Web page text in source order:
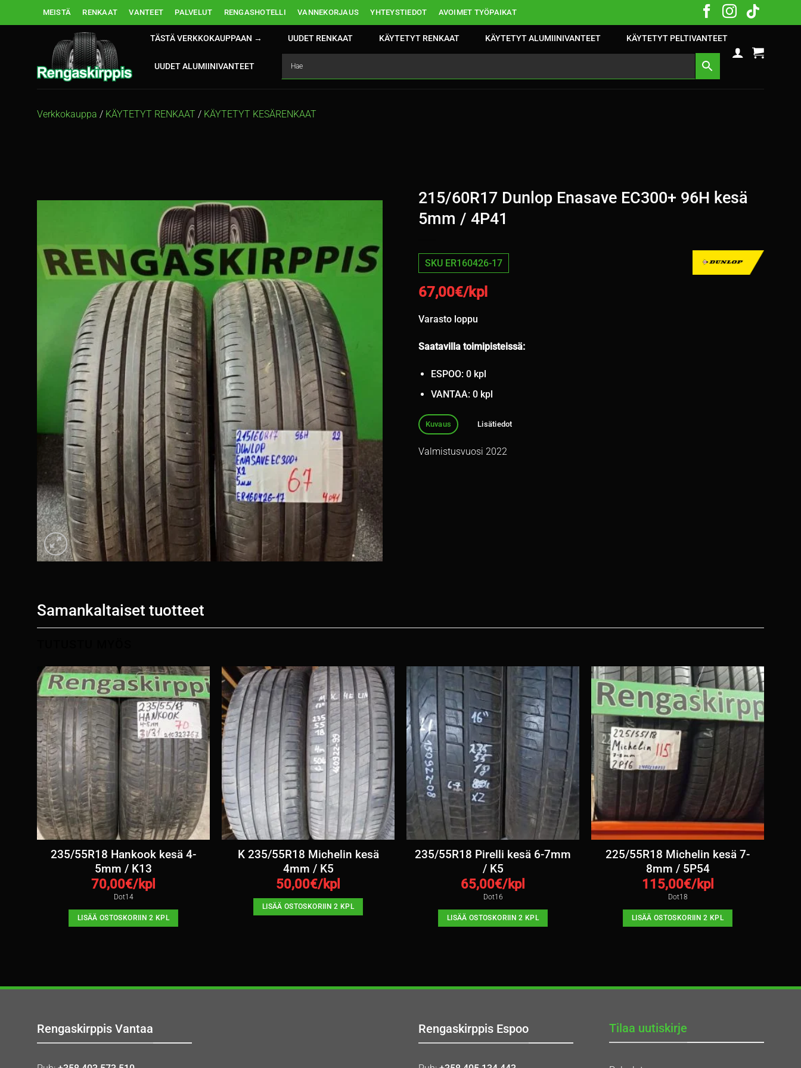
MEISTÄ RENKAAT VANTEET PALVELUT RENGASHOTELLI VANNEKORJAUS YHTEYSTIEDOT AVOIMET TYÖPAIKAT
TÄSTÄ VERKKOKAUPPAAN → UUDET RENKAAT KÄYTETYT RENKAAT KÄYTETYT ALUMIINIVANTEET KÄYTETYT PELTIVANTEET
UUDET ALUMIINIVANTEET
Verkkokauppa / KÄYTETYT RENKAAT / KÄYTETYT KESÄRENKAAT
215/60R17 Dunlop Enasave EC300+ 96H kesä
5mm / 4P41
SKU ER160426-17
67,00€/kpl
Varasto loppu
Saatavilla toimipisteissä:
ESPOO: 0 kpl
VANTAA: 0 kpl
Kuvaus Lisätiedot
Valmistusvuosi 2022
Samankaltaiset tuotteet
235/55R18 Hankook kesä 4-
5mm / K13
70,00€/kpl
Dot14
LISÄÄ OSTOSKORIIN 2 KPL
K 235/55R18 Michelin kesä
4mm / K5
50,00€/kpl
LISÄÄ OSTOSKORIIN 2 KPL
235/55R18 Pirelli kesä 6-7mm
/ K5
65,00€/kpl
Dot16
LISÄÄ OSTOSKORIIN 2 KPL
225/55R18 Michelin kesä 7-
8mm / 5P54
115,00€/kpl
Dot18
LISÄÄ OSTOSKORIIN 2 KPL
Rengaskirppis Vantaa Rengaskirppis Espoo Tilaa uutiskirje